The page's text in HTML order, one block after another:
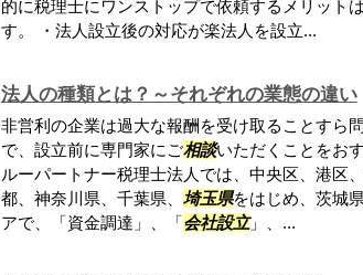
的に税理士にワンストップで依頼するメリット
す。 ・法人設立後の対応が楽法人を設立...
法人の種類とは？～それぞれの業態の違い
非営利の企業は過大な報酬を受け取ることすら
で、設立前に専門家にご相談いただくことをお
ルーパートナー税理士法人では、中央区、港区
都、神奈川県、千葉県、 埼玉県をはじめ、茨城
アで、「資金調達」、「会社設立」、...